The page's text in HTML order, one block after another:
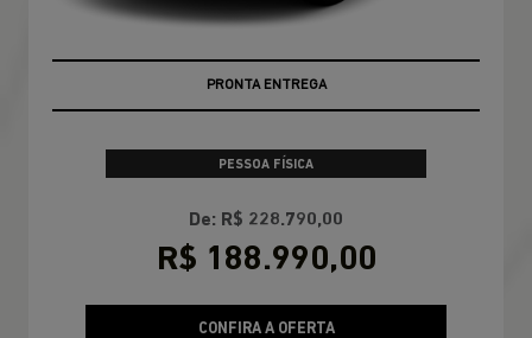
PRONTA ENTREGA
PESSOA FÍSICA
De: R$ 228.790,00
R$ 188.990,00
CONFIRA A OFERTA